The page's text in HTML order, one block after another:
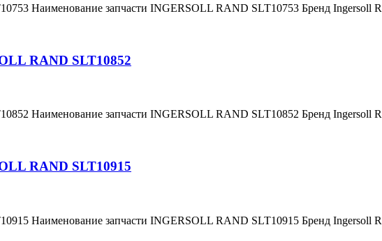
Наименование запчасти INGERSOLL RAND SLT10753 Бренд
RAND SLT10852
Наименование запчасти INGERSOLL RAND SLT10852 Бренд
RAND SLT10915
Наименование запчасти INGERSOLL RAND SLT10915 Бренд